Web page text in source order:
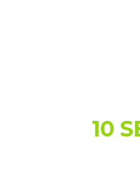
10